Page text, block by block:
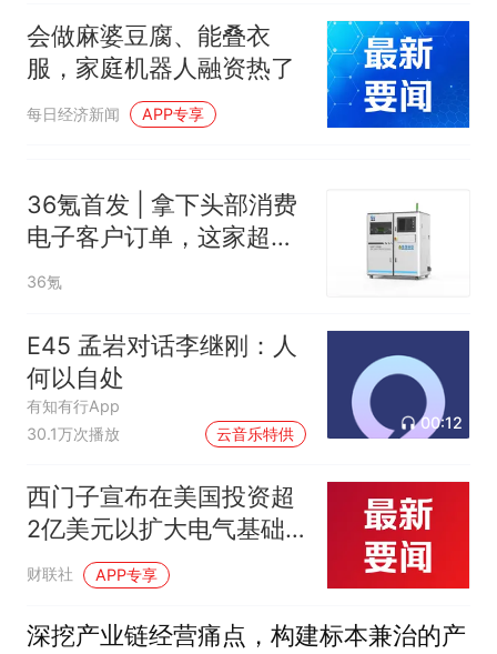
会做麻婆豆腐、能叠衣
服，家庭机器人融资热了
每日经济新闻 APP专享
36氪首发 | 拿下头部消费
电子客户订单，这家超高
精度金属3D打印公司完成
36氪
E45 孟岩对话李继刚：人
何以自处
有知有行App
30.1万次播放
云音乐特供
00:12
西门子宣布在美国投资超
2亿美元以扩大电气基础
设施生产
财联社 APP专享
深挖产业链经营痛点，构建标本兼治的产